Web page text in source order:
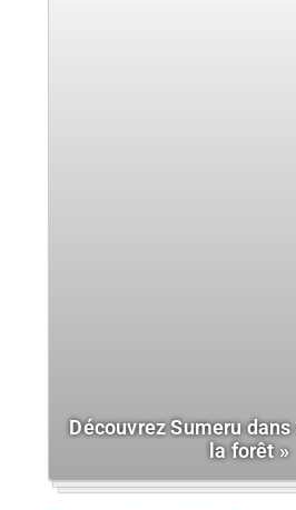
Découvrez Sumeru dans
la forêt »